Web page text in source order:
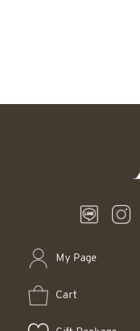
My Page
Cart